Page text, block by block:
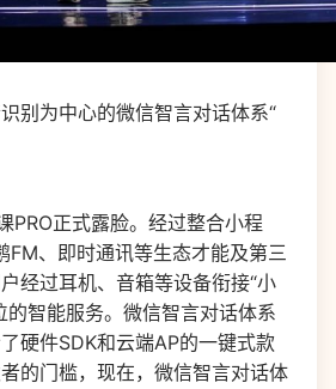
别为中心的微信智言对话体系“
PRO正式露脸。经过整合小程
FM、即时通讯等生态才能及第三
经过耳机、音箱等设备衔接“小
的智能服务。微信智言对话体系
硬件SDK和云端AP的一键式款
的门槛，现在，微信智言对话体